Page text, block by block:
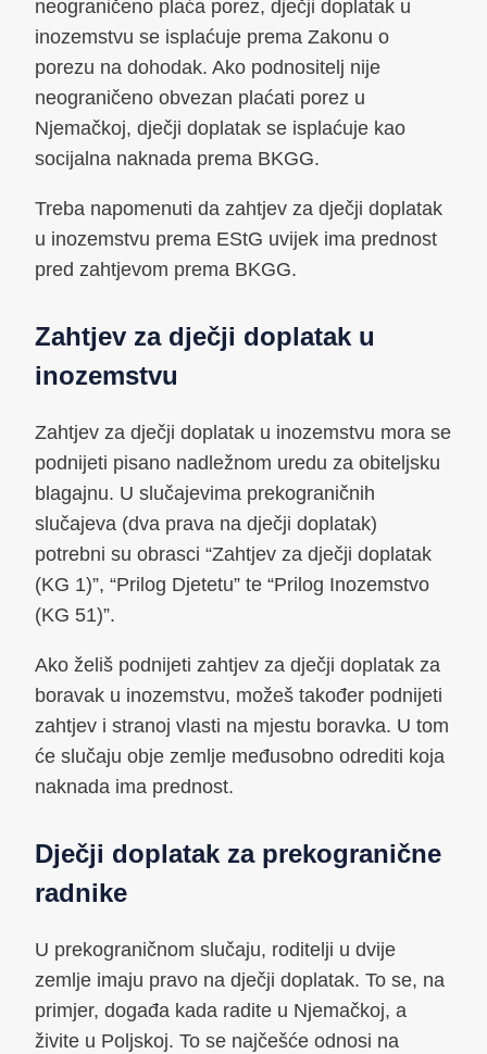
neograničeno plaća porez, dječji doplatak u
inozemstvu se isplaćuje prema Zakonu o
porezu na dohodak. Ako podnositelj nije
neograničeno obvezan plaćati porez u
Njemačkoj, dječji doplatak se isplaćuje kao
socijalna naknada prema BKGG.
Treba napomenuti da zahtjev za dječji doplatak
u inozemstvu prema EStG uvijek ima prednost
pred zahtjevom prema BKGG.
Zahtjev za dječji doplatak u
inozemstvu
Zahtjev za dječji doplatak u inozemstvu mora se
podnijeti pisano nadležnom uredu za obiteljsku
blagajnu. U slučajevima prekograničnih
slučajeva (dva prava na dječji doplatak)
potrebni su obrasci “Zahtjev za dječji doplatak
(KG 1)”, “Prilog Djetetu” te “Prilog Inozemstvo
(KG 51)”.
Ako želiš podnijeti zahtjev za dječji doplatak za
boravak u inozemstvu, možeš također podnijeti
zahtjev i stranoj vlasti na mjestu boravka. U tom
će slučaju obje zemlje međusobno odrediti koja
naknada ima prednost.
Dječji doplatak za prekogranične
radnike
U prekograničnom slučaju, roditelji u dvije
zemlje imaju pravo na dječji doplatak. To se, na
primjer, događa kada radite u Njemačkoj, a
živite u Poljskoj. To se najčešće odnosi na